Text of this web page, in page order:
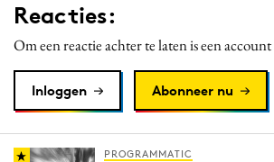
PR
Programmatic
Reputatie & crisis
Reacties:
Om een reactie achter te laten is een account
Inloggen Abonneer nu
PROGRAMMATIC